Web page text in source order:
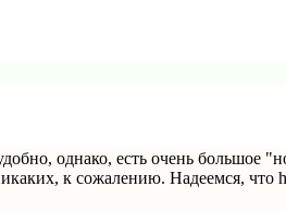
однако, есть очень
к сожалению. Надеемся, что